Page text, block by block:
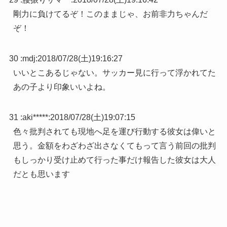
剛力に負けてるぞ！このままじゃ、お前非力ちゃんだ
ぞ！
30 :mdj:2018/07/28(土)19:16:27
いいとこあるじゃない。サッカー見に行って浮かれてた
あの子より印象いいよね。
31 :aki*****:2018/07/28(土)19:07:15
色々批判されても現地へ足を運び行動する彼女は偉いと
思う。金額をわざわざ出さなくてもって言う前回の批判
もしっかり受け止めて行った事だけ報告した彼女は大人
だとも思います